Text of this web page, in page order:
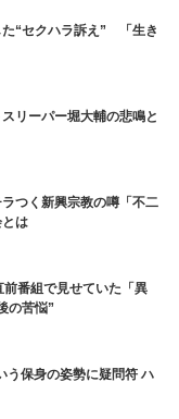
た“セクハラ訴え” 「生き
リーパー堀大輔の悲鳴と
つく新興宗教の噂「不二
は
番組で見せていた「異
の苦悩”
う保身の姿勢に疑問符 ハ